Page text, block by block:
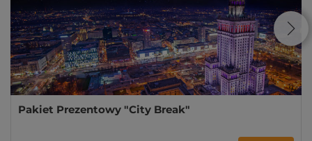
Pakiet Prezentowy "City Break"